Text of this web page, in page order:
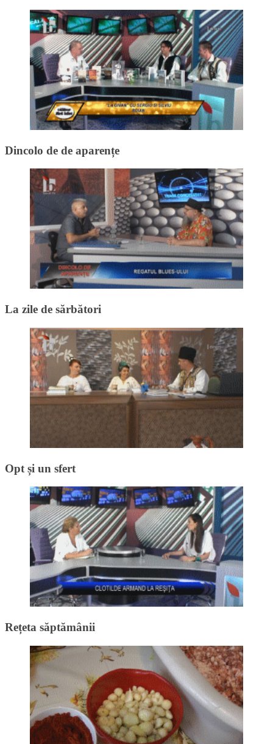
Dincolo de de aparențe
La zile de sărbători
Opt și un sfert
Rețeta săptămânii